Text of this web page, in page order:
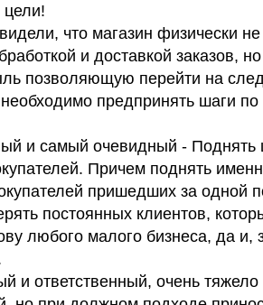
что магазин физически не
и доставкой заказов,
позволяющую перейти на
предпринять шаги по
и самый очевидный - Поднять
Причем поднять
пришедших за одной
постоянных клиентов,
любого малого бизнеса, да и,
и ответственный, очень тяжело